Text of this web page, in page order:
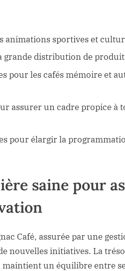
animations sportives et
grande distribution de
pour les cafés mémoire et
assurer un cadre propice à
pour élargir la
saine pour
Café, assurée par une
nouvelles initiatives. La
un équilibre entre